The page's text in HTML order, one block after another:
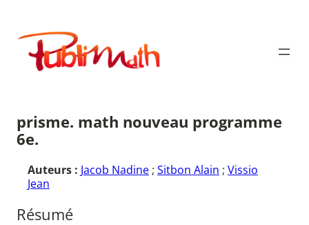
contenu
Publimath
prisme. math nouveau programme
6e.
Auteurs : Jacob Nadine ; Sitbon Alain ; Vissio
Jean
Résumé